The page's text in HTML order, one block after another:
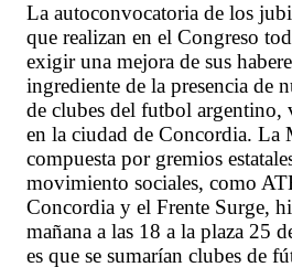
La autoconvocatoria de los
que realizan en el Congreso
exigir una mejora de sus
ingrediente de la presencia de
de clubes del futbol argentino,
en la ciudad de Concordia. La
compuesta por gremios
movimiento sociales, como
Concordia y el Frente Surge,
mañana a las 18 a la plaza 25
es que se sumarían clubes de